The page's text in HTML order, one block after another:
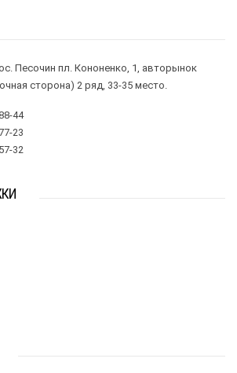
Песочин пл. Кононенко, 1, авторынок
сторона) 2 ряд, 33-35 место.
44
23
32